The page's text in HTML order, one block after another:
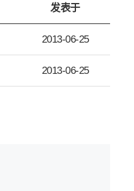
发表于
2013-06-25
2013-06-25